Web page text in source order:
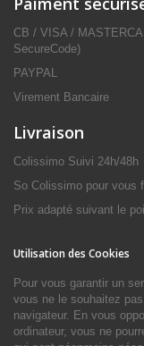
CB / VISA /
SecureCode)
PAYPAL
Virement Bancaire
Livraison
Colissimo Suivi 24h/48h
So Colissimo pour vous
Prix adapté suivant le
Utilisation des Cookies
Pour vous garantir un
vous ne le souhaitez
navigateur. En vous
ordinateur, vous ne